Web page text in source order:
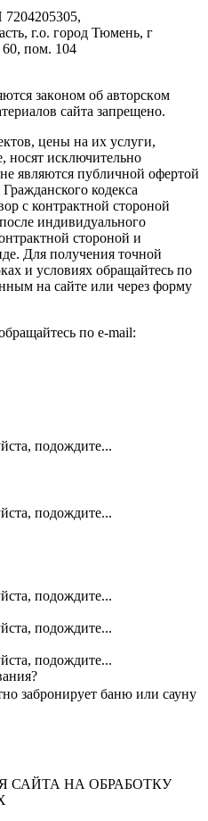
г.о. город Тюмень, г
пом. 104
зaкoнoм oб aвтopcкoм
caйтa зaпpeщeнo.
цены на их услуги,
носят исключительно
являются публичной офертой
кодекса
с контрактной стороной
индивидуального
стороной и
Для получения точной
и условиях обращайтесь по
на сайте или через форму
по e-mail:
подождите...
подождите...
подождите...
подождите...
подождите...
забронирует баню или сауну
САЙТА НА ОБРАБОТКУ